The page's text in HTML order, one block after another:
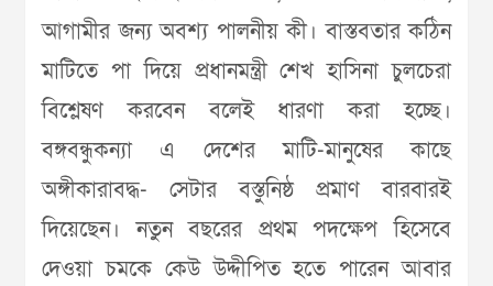
আগামীর জন্য অবশ্য পালনীয় কী। বাস্তবতার কঠিন
মাটিতে পা দিয়ে প্রধানমন্ত্রী শেখ হাসিনা চুলচেরা
বিশ্লেষণ করবেন বলেই ধারণা করা হচ্ছে।
বঙ্গবন্ধুকন্যা এ দেশের মাটি-মানুষের কাছে
অঙ্গীকারাবদ্ধ- সেটার বস্তুনিষ্ঠ প্রমাণ বারবারই
দিয়েছেন। নতুন বছরের প্রথম পদক্ষেপ হিসেবে
দেওয়া চমকে কেউ উদ্দীপিত হতে পারেন আবার